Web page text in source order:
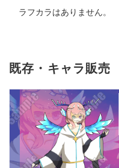
ラフカラはありません。
既存・キャラ販売